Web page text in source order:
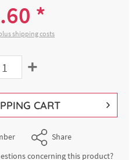
*
shipping costs
+
CART
Share
concerning this product?